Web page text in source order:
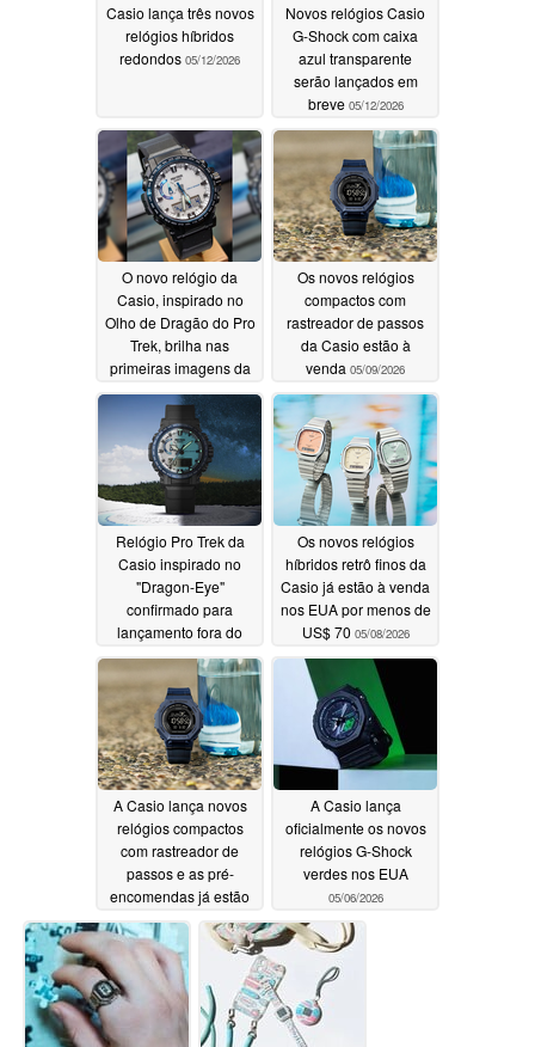
Casio lança três novos
relógios híbridos
redondos 05/12/2026
Novos relógios Casio
G-Shock com caixa
azul transparente
serão lançados em
breve 05/12/2026
O novo relógio da
Casio, inspirado no
Olho de Dragão do Pro
Trek, brilha nas
primeiras imagens da
vida real05/11/2026
Os novos relógios
compactos com
rastreador de passos
da Casio estão à
venda 05/09/2026
Relógio Pro Trek da
Casio inspirado no
"Dragon-Eye"
confirmado para
lançamento fora do
Japão05/09/2026
Os novos relógios
híbridos retrô finos da
Casio já estão à venda
nos EUA por menos de
US$ 70 05/08/2026
A Casio lança novos
relógios compactos
com rastreador de
passos e as pré-
encomendas já estão
disponíveis
05/06/2026
A Casio lança
oficialmente os novos
relógios G-Shock
verdes nos EUA
05/06/2026